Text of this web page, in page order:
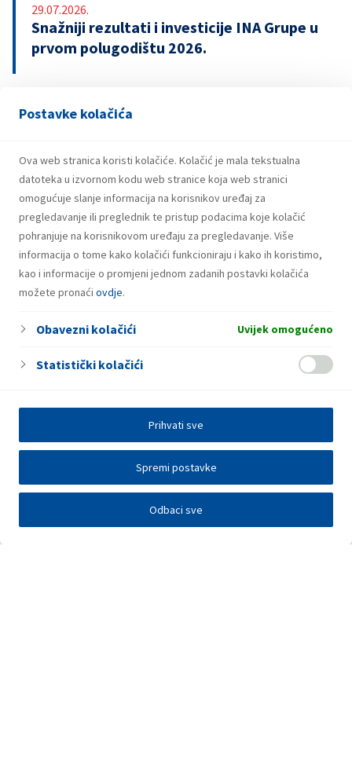
Postavke kolačića
Ova web stranica koristi kolačiće. Kolačić je mala tekstualna
datoteka u izvornom kodu web stranice koja web stranici
omogućuje slanje informacija na korisnikov uređaj za
pregledavanje ili preglednik te pristup podacima koje kolačić
pohranjuje na korisnikovom uređaju za pregledavanje. Više
informacija o tome kako kolačići funkcioniraju i kako ih koristimo,
kao i informacije o promjeni jednom zadanih postavki kolačića
možete pronaći ovdje.
Obavezni kolačići Uvijek omogućeno
Statistički kolačići
Odbaci sve
Spremi postavke
Prihvati sve
29.07.2026.
Snažniji rezultati i investicije INA Grupe u
prvom polugodištu 2026.
21.07.2026.
u iznosu od 500 milijuna eura